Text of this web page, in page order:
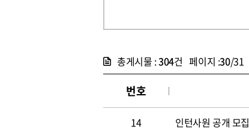
총게시물 :304건 페이지 :30/31
번호
14 인턴사원 공개 모집